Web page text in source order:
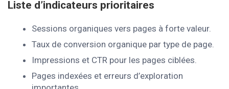
Liste d’indicateurs prioritaires
Sessions organiques vers pages à forte valeur.
Taux de conversion organique par type de page.
Impressions et CTR pour les pages ciblées.
Pages indexées et erreurs d’exploration